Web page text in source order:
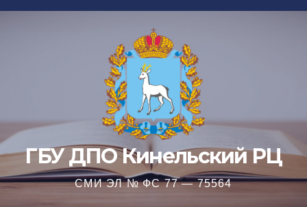
Перейти
ГБУ ДПО Кинельский РЦ
СМИ ЭЛ № ФС 77 — 75564